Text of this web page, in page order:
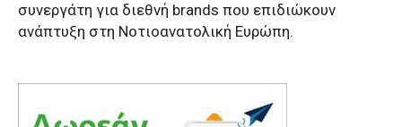
συνεργάτη για διεθνή brands που επιδιώκουν
ανάπτυξη στη Νοτιοανατολική Ευρώπη.